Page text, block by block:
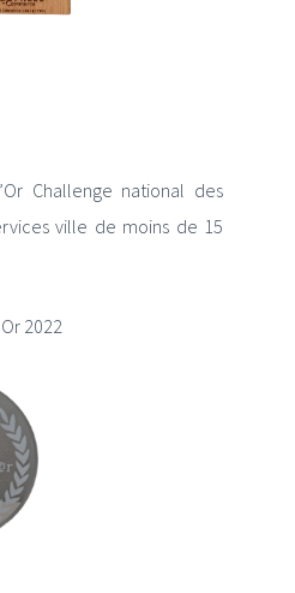
Challenge national des
ville de moins de 15
2022